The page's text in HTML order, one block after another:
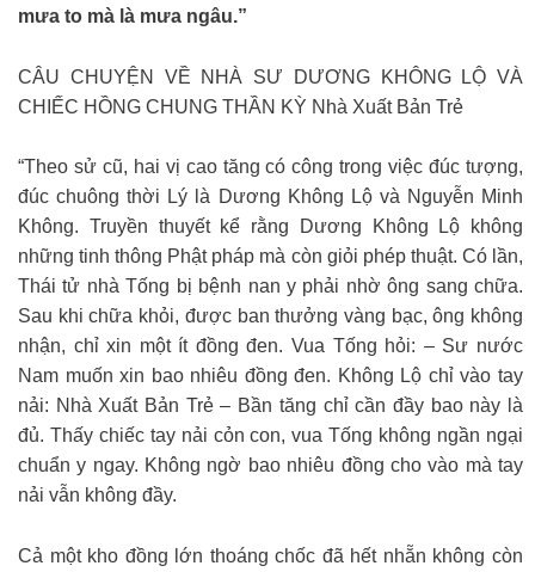
mưa to mà là mưa ngâu.”
CÂU CHUYỆN VỀ NHÀ SƯ DƯƠNG KHÔNG LỘ VÀ
CHIẾC HỒNG CHUNG THẦN KỲ Nhà Xuất Bản Trẻ
“Theo sử cũ, hai vị cao tăng có công trong việc đúc tượng,
đúc chuông thời Lý là Dương Không Lộ và Nguyễn Minh
Không. Truyền thuyết kể rằng Dương Không Lộ không
những tinh thông Phật pháp mà còn giỏi phép thuật. Có lần,
Thái tử nhà Tống bị bệnh nan y phải nhờ ông sang chữa.
Sau khi chữa khỏi, được ban thưởng vàng bạc, ông không
nhận, chỉ xin một ít đồng đen. Vua Tống hỏi: – Sư nước
Nam muốn xin bao nhiêu đồng đen. Không Lộ chỉ vào tay
nải: Nhà Xuất Bản Trẻ – Bần tăng chỉ cần đầy bao này là
đủ. Thấy chiếc tay nải cỏn con, vua Tống không ngần ngại
chuẩn y ngay. Không ngờ bao nhiêu đồng cho vào mà tay
nải vẫn không đầy.
Cả một kho đồng lớn thoáng chốc đã hết nhẵn không còn